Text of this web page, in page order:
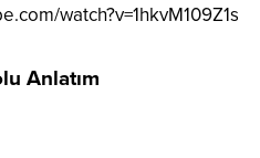
watch?v=1hkvM109Z1s
Anlatım